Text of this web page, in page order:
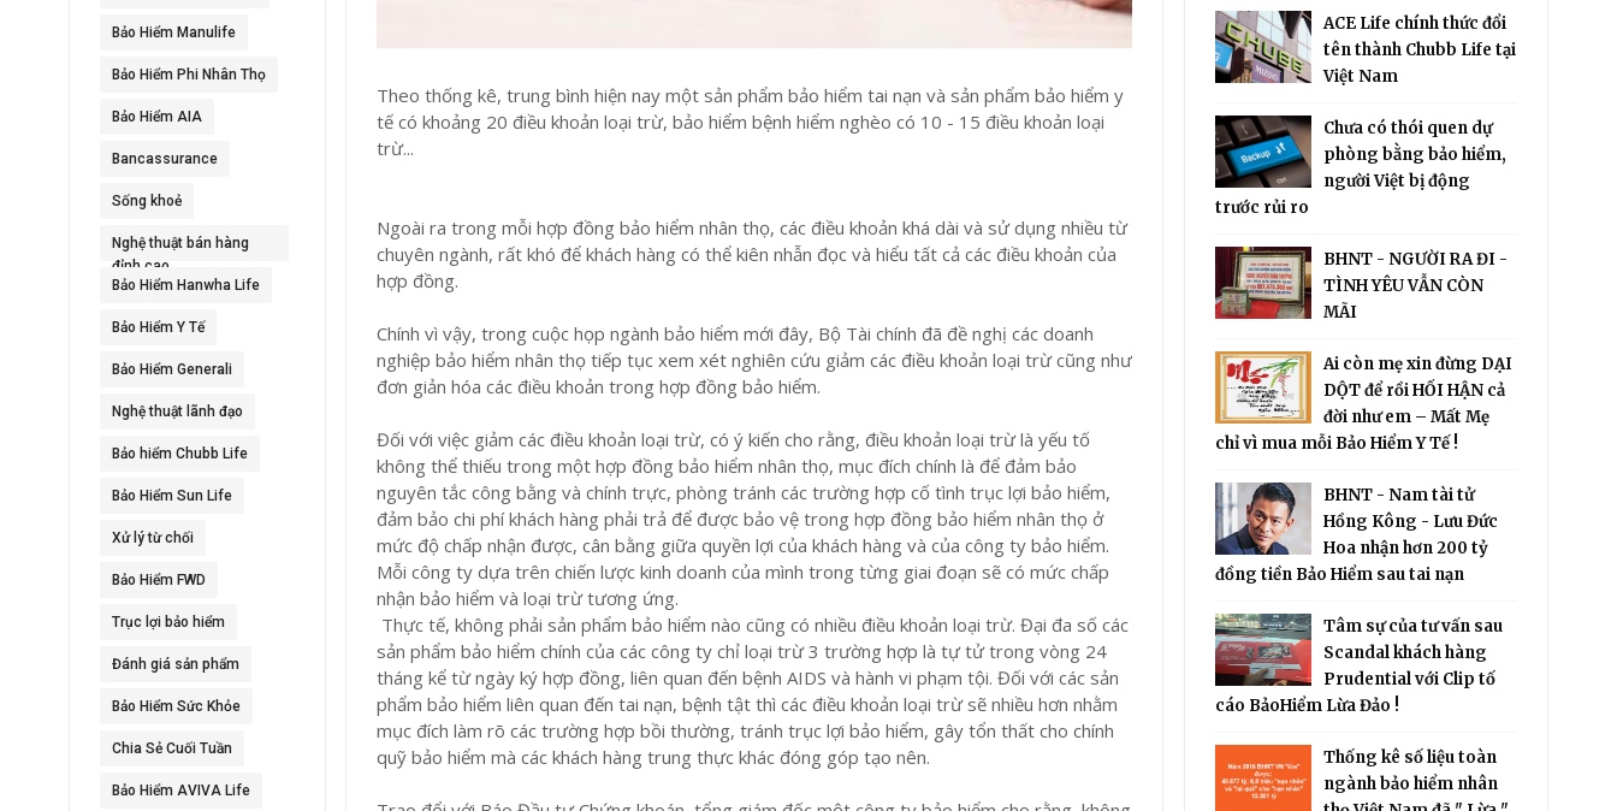
Bảo Hiểm Manulife
Bảo Hiểm Phi Nhân Thọ
Bảo Hiểm AIA
Bancassurance
Sống khoẻ
Nghệ thuật bán hàng
đỉnh cao
Bảo Hiểm Hanwha Life
Bảo Hiểm Y Tế
Bảo Hiểm Generali
Nghệ thuật lãnh đạo
Bảo hiểm Chubb Life
Bảo Hiểm Sun Life
Xử lý từ chối
Bảo Hiểm FWD
Trục lợi bảo hiểm
Đánh giá sản phẩm
Bảo Hiểm Sức Khỏe
Chia Sẻ Cuối Tuần
Bảo Hiểm AVIVA Life
Theo thống kê, trung bình hiện nay một sản phẩm bảo hiểm tai nạn và sản phẩm bảo hiểm y
tế có khoảng 20 điều khoản loại trừ, bảo hiểm bệnh hiểm nghèo có 10 - 15 điều khoản loại
trừ...
Ngoài ra trong mỗi hợp đồng bảo hiểm nhân thọ, các điều khoản khá dài và sử dụng nhiều từ
chuyên ngành, rất khó để khách hàng có thể kiên nhẫn đọc và hiểu tất cả các điều khoản của
hợp đồng.
Chính vì vậy, trong cuộc họp ngành bảo hiểm mới đây, Bộ Tài chính đã đề nghị các doanh
nghiệp bảo hiểm nhân thọ tiếp tục xem xét nghiên cứu giảm các điều khoản loại trừ cũng như
đơn giản hóa các điều khoản trong hợp đồng bảo hiểm.
Đối với việc giảm các điều khoản loại trừ, có ý kiến cho rằng, điều khoản loại trừ là yếu tố
không thể thiếu trong một hợp đồng bảo hiểm nhân thọ, mục đích chính là để đảm bảo
nguyên tắc công bằng và chính trực, phòng tránh các trường hợp cố tình trục lợi bảo hiểm,
đảm bảo chi phí khách hàng phải trả để được bảo vệ trong hợp đồng bảo hiểm nhân thọ ở
mức độ chấp nhận được, cân bằng giữa quyền lợi của khách hàng và của công ty bảo hiểm.
Mỗi công ty dựa trên chiến lược kinh doanh của mình trong từng giai đoạn sẽ có mức chấp
nhận bảo hiểm và loại trừ tương ứng.
Thực tế, không phải sản phẩm bảo hiểm nào cũng có nhiều điều khoản loại trừ. Đại đa số các
sản phẩm bảo hiểm chính của các công ty chỉ loại trừ 3 trường hợp là tự tử trong vòng 24
tháng kể từ ngày ký hợp đồng, liên quan đến bệnh AIDS và hành vi phạm tội. Đối với các sản
phẩm bảo hiểm liên quan đến tai nạn, bệnh tật thì các điều khoản loại trừ sẽ nhiều hơn nhằm
mục đích làm rõ các trường hợp bồi thường, tránh trục lợi bảo hiểm, gây tổn thất cho chính
quỹ bảo hiểm mà các khách hàng trung thực khác đóng góp tạo nên.
ACE Life chính thức đổi
tên thành Chubb Life tại
Việt Nam
Chưa có thói quen dự
phòng bằng bảo hiểm,
người Việt bị động
trước rủi ro
BHNT - NGƯỜI RA ĐI -
TÌNH YÊU VẪN CÒN
MÃI
Ai còn mẹ xin đừng DẠI
DỘT để rồi HỐI HẬN cả
đời như em – Mất Mẹ
chỉ vì mua mỗi Bảo Hiểm Y Tế !
BHNT - Nam tài tử
Hồng Kông - Lưu Đức
Hoa nhận hơn 200 tỷ
đồng tiền Bảo Hiểm sau tai nạn
Tâm sự của tư vấn sau
Scandal khách hàng
Prudential với Clip tố
cáo BảoHiểm Lừa Đảo !
Thống kê số liệu toàn
ngành bảo hiểm nhân